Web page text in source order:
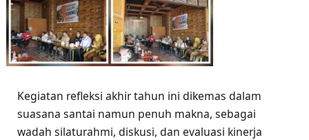
Kegiatan refleksi akhir tahun ini dikemas dalam
suasana santai namun penuh makna, sebagai
wadah silaturahmi, diskusi, dan evaluasi kinerja